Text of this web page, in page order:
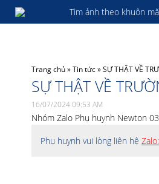
Tìm ảnh theo khuôn
Trang chủ»Tin tức»SỰ THẬT VỀ
SỰ THẬT VỀ
16/07/2024 09:53 AM
Nhóm Zalo Phụ huynh Newton
Phụ huynh vui lòng liên hệ